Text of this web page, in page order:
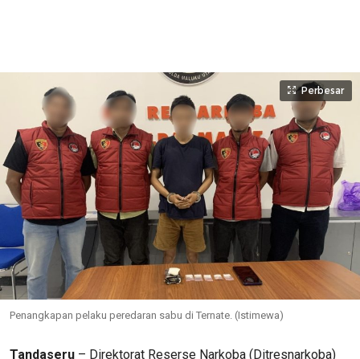
Perbesar
Penangkapan pelaku peredaran sabu di Ternate. (Istimewa)
Tandaseru – Direktorat Reserse Narkoba (Ditresnarkoba)